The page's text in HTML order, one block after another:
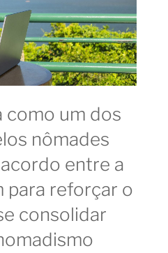
como um dos
nômades
entre a
para reforçar o
consolidar